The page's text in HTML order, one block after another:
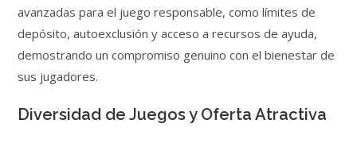
avanzadas para el juego responsable, como límites de
depósito, autoexclusión y acceso a recursos de ayuda,
demostrando un compromiso genuino con el bienestar de
sus jugadores.
Diversidad de Juegos y Oferta Atractiva